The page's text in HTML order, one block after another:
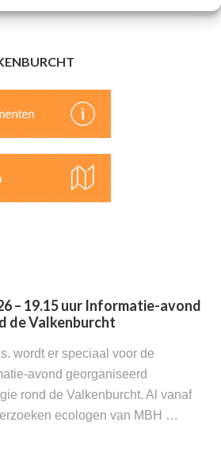
– 19.15 uur Informatie-avond
de Valkenburcht
wordt er speciaal voor de
avond georganiseerd
rond de Valkenburcht. Al vanaf
ecologen van MBH …